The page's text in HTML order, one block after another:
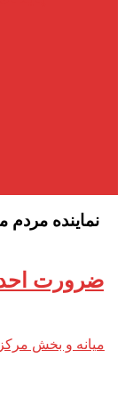
نماینده مردم
ضرورت
میانه و بخش